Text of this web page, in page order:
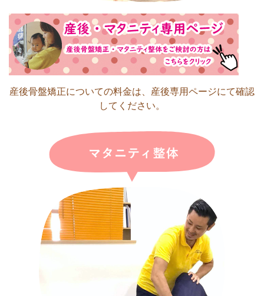
産後骨盤矯正についての料金は、産後専用ページにて確認
してください。